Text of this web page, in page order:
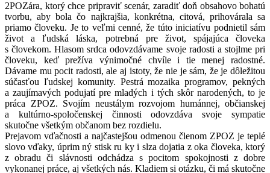
2POZára, ktorý chce pripraviť scenár, zaradiť doň obsahovo bohatú
tvorbu, aby bola čo najkrajšia, konkrétna, citová, prihovárala sa
priamo človeku. Je to veľmi cenné, že túto iniciatívu podnietil sám
život a ľudská láska, potrebná pre život, spájajúca človeka
s človekom. Hlasom srdca odovzdávame svoje radosti a stojlme pri
človeku, keď prežíva výnimočné chvíle i tie menej radostné.
Dávame mu pocit radosti, ale aj istoty, že nie je sám, že je dôležitou
súčasťou ľudskej komunity. Pestrá mozaika programov, pekných
a zaujímavých podujatí pre mladých i tých skôr narodených, to je
práca ZPOZ. Svojím neustálym rozvojom humánnej, občianskej
a kultúrno-spoločenskej činnosti odovzdáva svoje sympatie
skutočne všetkým občanom bez rozdielu.
Prejavom vďačnosti a najčastejšou odmenou členom ZPOZ je teplé
slovo vďaky, úprim ný stisk ru ky i slza dojatia z oka človeka, ktorý
z obradu či slávnosti odchádza s pocitom spokojnosti z dobre
vykonanej práce, aj všetkých nás. Kladiem si otázku, či má skutočne